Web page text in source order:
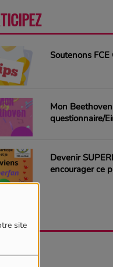
site
Soutenons FCE
Mon
questionnaire/
Devenir
encourager ce